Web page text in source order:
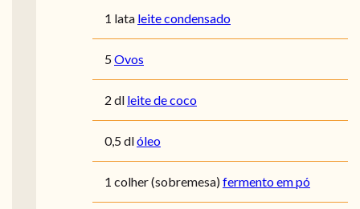
1 lata leite condensado
5Ovos
2 dl leite de coco
0,5 dlóleo
1 colher (sobremesa)fermento em pó